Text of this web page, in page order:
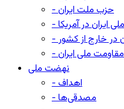
- حزب ملت ایران
ایران در آمریکا
در خارج از کشور
ملی ایران
نهضت ملی
- اهداف
- مصدقی‌ها